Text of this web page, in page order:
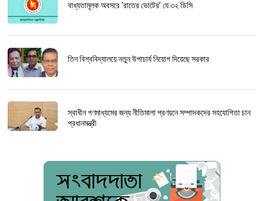
বাধ্যতামূলক অবসরে ‘রাতের ভোটের’ যে ৩২ ডিসি
তিন বিশ্ববিদ্যালয়ে নতুন উপাচার্য নিয়োগ দিয়েছে সরকার
স্বাধীন গণমাধ্যমের জন্য নীতিমালা প্রণয়নে সম্পাদকদের সহযোগিতা চান
প্রধানমন্ত্রী